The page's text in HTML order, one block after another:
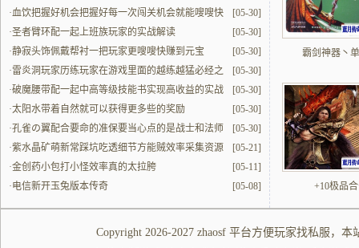
[05-30]
·血饮把握好机会把握好每一次闯关机会就能嗖嗖快
提升
[05-30]
·圣者臂环配一起上班族玩家的实战解读
[05-30]
·静寂头饰佩戴帮衬一把玩家更嗖嗖快赚到元宝
[05-30]
·雷炎洞玩家历练玩家在游戏里面的越练越猛必经之
地
[05-30]
·破魔腰带配一起中高等级技能书实现高收益的实战
解读
[05-30]
·太阳水带着自然就可以获得更多些的奖励
[05-30]
·孔雀の翼配合要命的准保要当心点的是战士和法师
的配合
[05-21]
·紫水晶矿萌新常踩坑吃透细节方能贼效率采集资源
[05-11]
·金创药小包打小怪效率真的太拉胯
[05-08]
·电信新开玉兔版本传奇
霸剑神器丶
+10极品
Copyright 2026-2027 zhaosf平台方便玩家找私服 ，本